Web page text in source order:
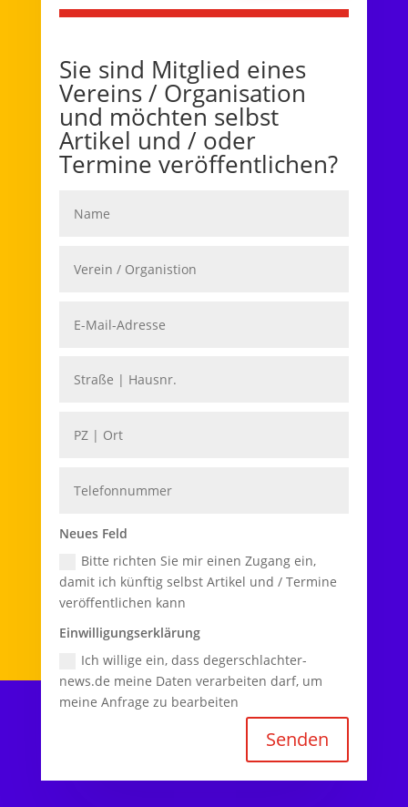
Sie sind Mitglied eines
Vereins / Organisation
und möchten selbst
Artikel und / oder
Termine veröffentlichen?
Neues Feld
Bitte richten Sie mir einen Zugang ein,
damit ich künftig selbst Artikel und / Termine
veröffentlichen kann
Einwilligungserklärung
Ich willige ein, dass degerschlachter-
news.de meine Daten verarbeiten darf, um
meine Anfrage zu bearbeiten
Senden